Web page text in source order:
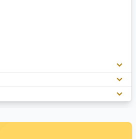
路感染、排尿障礙)、性傳染病
、性功能障礙及男性更年期
及包皮手術、泌尿道結石及雷射
醫師
師